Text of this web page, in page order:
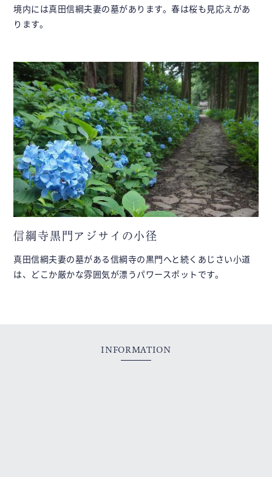
境内には真田信綱夫妻の墓があります。春は桜も見応えがあ
ります。
信綱寺黒門アジサイの小径
真田信綱夫妻の墓がある信綱寺の黒門へと続くあじさい小道
は、どこか厳かな雰囲気が漂うパワースポットです。
INFORMATION